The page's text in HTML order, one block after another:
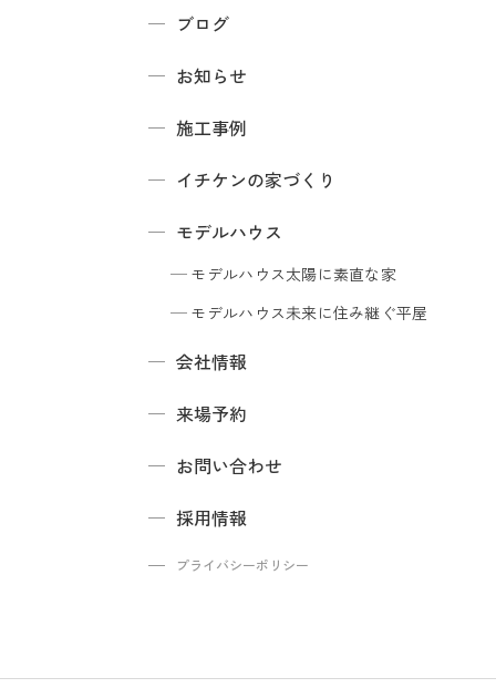
ブログ
お知らせ
施工事例
イチケンの家づくり
モデルハウス
モデルハウス太陽に素直な家
モデルハウス未来に住み継ぐ平屋
会社情報
来場予約
お問い合わせ
採用情報
プライバシーポリシー